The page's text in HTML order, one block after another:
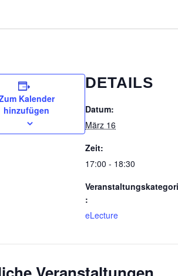
Kalender
hinzufügen
DETAILS
Datum:
März 16
Zeit:
17:00 - 18:30
:
eLecture